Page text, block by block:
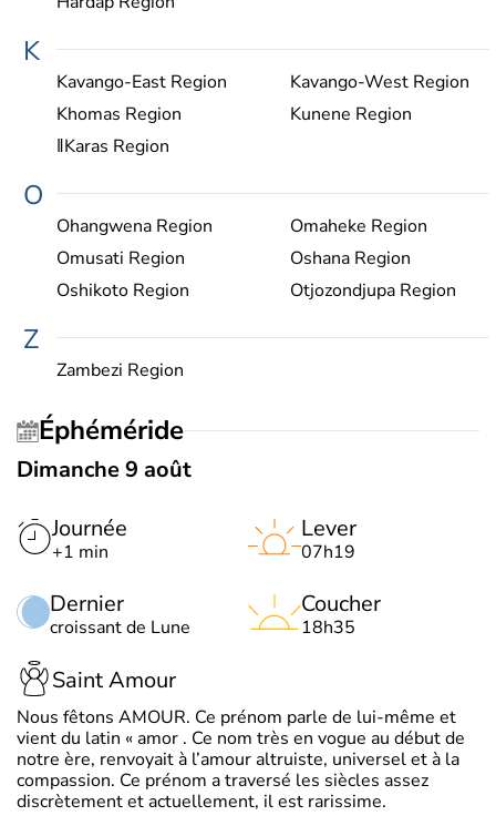
K
Kavango-East Region
Kavango-West Region
Khomas Region
Kunene Region
ǁKaras Region
O
Ohangwena Region
Omaheke Region
Omusati Region
Oshana Region
Oshikoto Region
Otjozondjupa Region
Z
Zambezi Region
Éphéméride
Dimanche 9 août
Journée
+1 min
Dernier
croissant de Lune
Lever
07h19
Coucher
18h35
Saint Amour
Nous fêtons AMOUR. Ce prénom parle de lui-même et
vient du latin « amor . Ce nom très en vogue au début de
notre ère, renvoyait à l’amour altruiste, universel et à la
compassion. Ce prénom a traversé les siècles assez
discrètement et actuellement, il est rarissime.